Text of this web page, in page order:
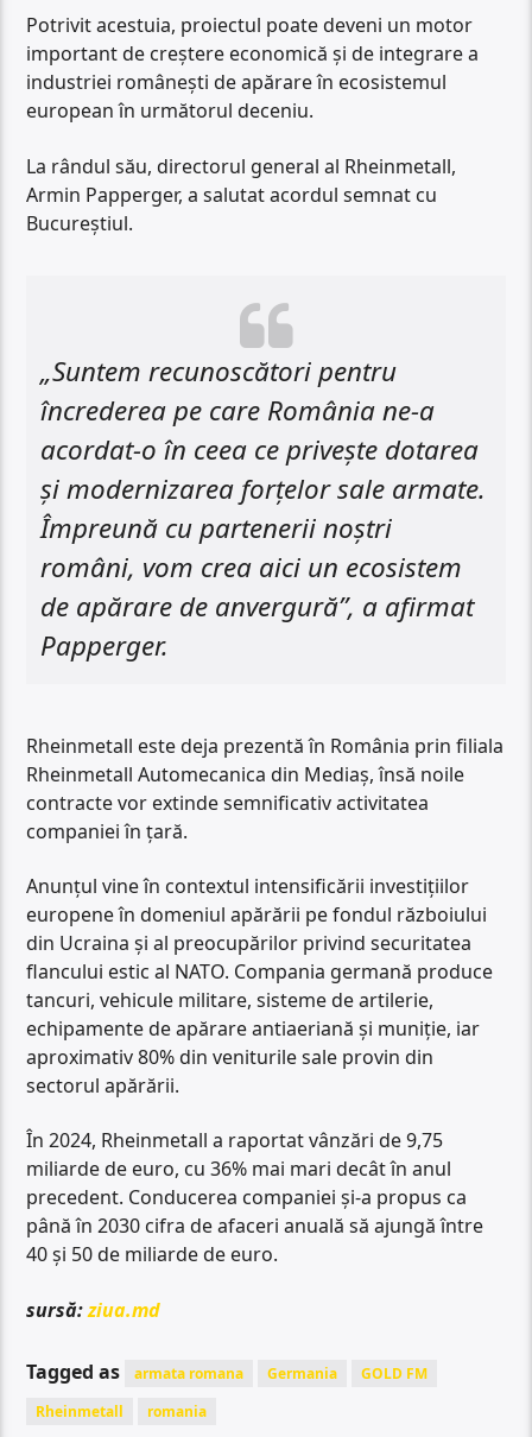
Potrivit acestuia, proiectul poate deveni un motor
important de creștere economică și de integrare a
industriei românești de apărare în ecosistemul
european în următorul deceniu.
La rândul său, directorul general al Rheinmetall,
Armin Papperger, a salutat acordul semnat cu
Bucureștiul.
„Suntem recunoscători pentru
încrederea pe care România ne-a
acordat-o în ceea ce privește dotarea
și modernizarea forțelor sale armate.
Împreună cu partenerii noștri
români, vom crea aici un ecosistem
de apărare de anvergură”, a afirmat
Papperger.
Rheinmetall este deja prezentă în România prin filiala
Rheinmetall Automecanica din Mediaș, însă noile
contracte vor extinde semnificativ activitatea
companiei în țară.
Anunțul vine în contextul intensificării investițiilor
europene în domeniul apărării pe fondul războiului
din Ucraina și al preocupărilor privind securitatea
flancului estic al NATO. Compania germană produce
tancuri, vehicule militare, sisteme de artilerie,
echipamente de apărare antiaeriană și muniție, iar
aproximativ 80% din veniturile sale provin din
sectorul apărării.
În 2024, Rheinmetall a raportat vânzări de 9,75
miliarde de euro, cu 36% mai mari decât în anul
precedent. Conducerea companiei și-a propus ca
până în 2030 cifra de afaceri anuală să ajungă între
40 și 50 de miliarde de euro.
sursă:ziua.md
Tagged as armata romana Germania
GOLD FM
Rheinmetall
romania